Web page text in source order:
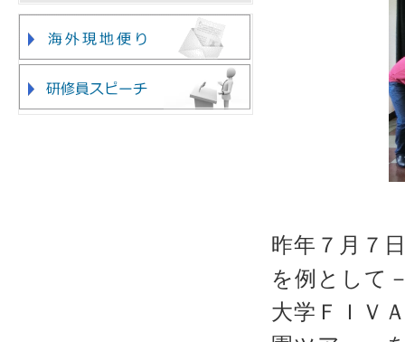
昨年７月７
を例として
大学ＦＩＶ